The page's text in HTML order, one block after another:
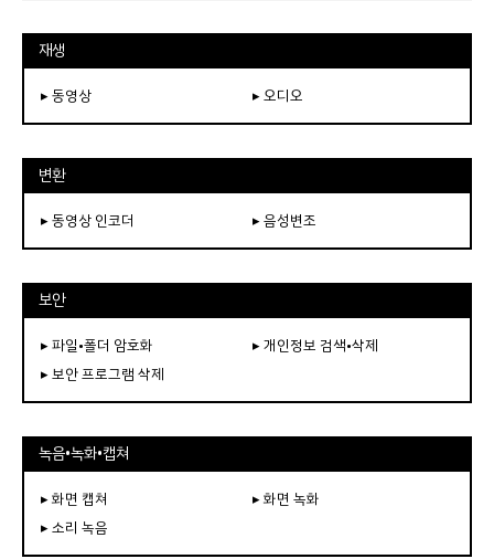
재생
▸ 동영상 ▸ 오디오
변환
▸ 동영상 인코더 ▸ 음성변조
보안
▸ 파일•폴더 암호화
▸ 개인정보 검색•삭제
▸ 보안 프로그램 삭제
녹음•녹화•캡쳐
▸ 화면 캡쳐
▸ 화면 녹화
▸ 소리 녹음